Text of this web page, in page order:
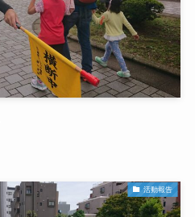
活動報告